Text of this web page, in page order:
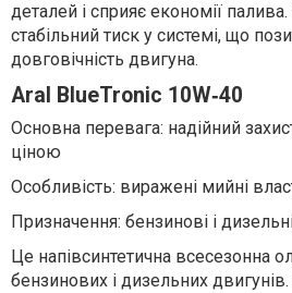
деталей і сприяє економії
стабільний тиск у системі, що
довговічність двигуна.
Aral BlueTronic 10W‑40
Основна перевага: надійний
ціною
Особливість: виражені мийні
Призначення: бензинові і
Це напівсинтетична всесезонна
бензинових і дизельних